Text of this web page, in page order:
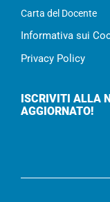
Carta del Docente
Informativa sui
Privacy Policy
ISCRIVITI ALLA
AGGIORNATO!